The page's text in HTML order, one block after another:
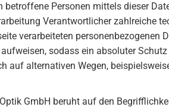
betroffene Personen mittels dieser
Verantwortlicher zahlreiche
verarbeiteten personenbezogenen
sodass ein absoluter
auf alternativen Wegen,
GmbH beruht auf den